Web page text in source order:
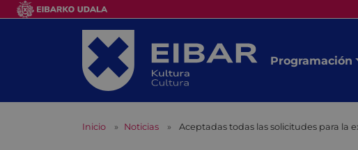
Programación
Inicio Noticias Aceptadas todas las solicitudes para la